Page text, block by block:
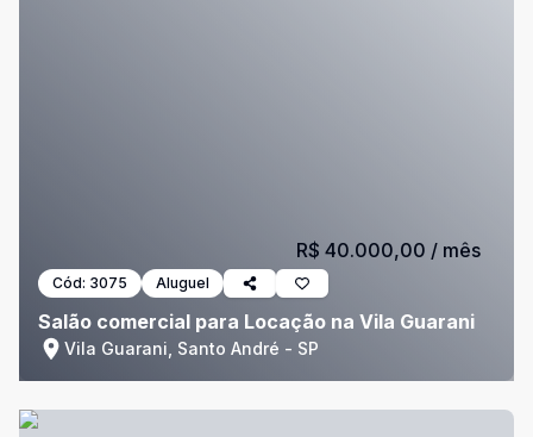
Cód: 3075 Aluguel
Salão comercial para Locação na Vila Guarani
Vila Guarani, Santo André - SP
R$ 40.000,00 / mês